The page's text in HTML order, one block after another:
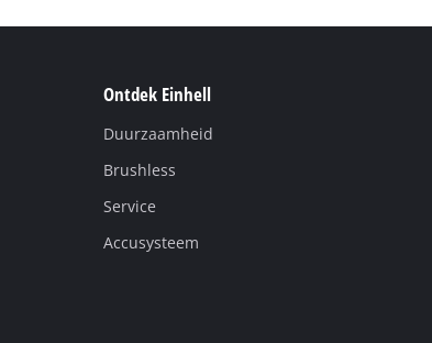
Ontdek Einhell
Duurzaamheid
Brushless
Service
Accusysteem